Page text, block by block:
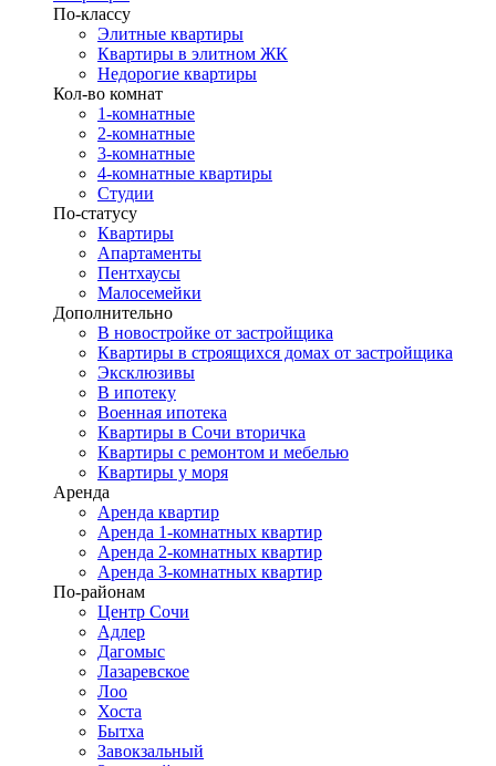
По-классу
Элитные квартиры
Квартиры в элитном ЖК
Недорогие квартиры
Кол-во комнат
1-комнатные
2-комнатные
3-комнатные
4-комнатные квартиры
Студии
По-статусу
Квартиры
Апартаменты
Пентхаусы
Малосемейки
Дополнительно
В новостройке от застройщика
Квартиры в строящихся домах от застройщика
Эксклюзивы
В ипотеку
Военная ипотека
Квартиры в Сочи вторичка
Квартиры с ремонтом и мебелью
Квартиры у моря
Аренда
Аренда квартир
Аренда 1-комнатных квартир
Аренда 2-комнатных квартир
Аренда 3-комнатных квартир
По-районам
Центр Сочи
Адлер
Дагомыс
Лазаревское
Лоо
Хоста
Бытха
Завокзальный